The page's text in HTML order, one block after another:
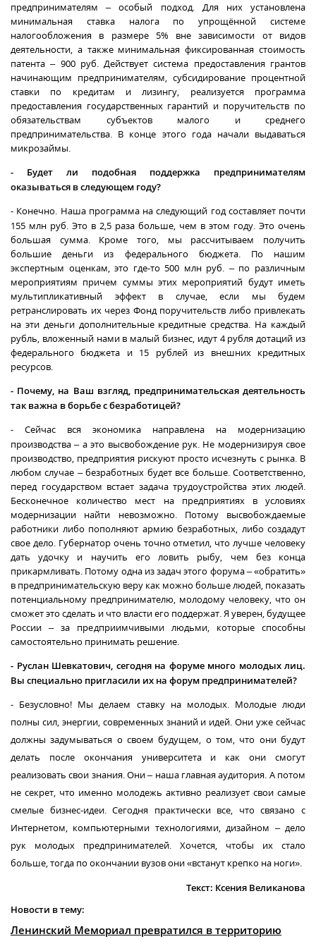
предпринимателям – особый подход. Для них установлена
минимальная ставка налога по упрощённой системе
налогообложения в размере 5% вне зависимости от видов
деятельности, а также минимальная фиксированная стоимость
патента – 900 руб. Действует система предоставления грантов
начинающим предпринимателям, субсидирование процентной
ставки по кредитам и лизингу, реализуется программа
предоставления государственных гарантий и поручительств по
обязательствам субъектов малого и среднего
предпринимательства. В конце этого года начали выдаваться
микрозаймы.
- Будет ли подобная поддержка предпринимателям
оказываться в следующем году?
- Конечно. Наша программа на следующий год составляет почти
155 млн руб. Это в 2,5 раза больше, чем в этом году. Это очень
большая сумма. Кроме того, мы рассчитываем получить
большие деньги из федерального бюджета. По нашим
экспертным оценкам, это где-то 500 млн руб. – по различным
мероприятиям причем суммы этих мероприятий будут иметь
мультипликативный эффект в случае, если мы будем
ретранслировать их через Фонд поручительств либо привлекать
на эти деньги дополнительные кредитные средства. На каждый
рубль, вложенный нами в малый бизнес, идут 4 рубля дотаций из
федерального бюджета и 15 рублей из внешних кредитных
ресурсов.
- Почему, на Ваш взгляд, предпринимательская деятельность
так важна в борьбе с безработицей?
- Сейчас вся экономика направлена на модернизацию
производства – а это высвобождение рук. Не модернизируя свое
производство, предприятия рискуют просто исчезнуть с рынка. В
любом случае – безработных будет все больше. Соответственно,
перед государством встает задача трудоустройства этих людей.
Бесконечное количество мест на предприятиях в условиях
модернизации найти невозможно. Потому высвобождаемые
работники либо пополняют армию безработных, либо создадут
свое дело. Губернатор очень точно отметил, что лучше человеку
дать удочку и научить его ловить рыбу, чем без конца
прикармливать. Потому одна из задач этого форума – «обратить»
в предпринимательскую веру как можно больше людей, показать
потенциальному предпринимателю, молодому человеку, что он
сможет это сделать и что власти его поддержат. Я уверен, будущее
России – за предприимчивыми людьми, которые способны
самостоятельно принимать решение.
- Руслан Шевкатович, сегодня на форуме много молодых лиц.
Вы специально пригласили их на форум предпринимателей?
- Безусловно! Мы делаем ставку на молодых. Молодые люди
полны сил, энергии, современных знаний и идей. Они уже сейчас
должны задумываться о своем будущем, о том, что они будут
делать после окончания университета и как они смогут
реализовать свои знания. Они – наша главная аудитория. А потом
не секрет, что именно молодежь активно реализует свои самые
смелые бизнес-идеи. Сегодня практически все, что связано с
Интернетом, компьютерными технологиями, дизайном – дело
рук молодых предпринимателей. Хочется, чтобы их стало
больше, тогда по окончании вузов они «встанут крепко на ноги».
Текст: Ксения Великанова
Новости в тему:
Ленинский Мемориал превратился в территорию